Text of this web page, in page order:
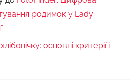
родимок у Lady
основні критерії і